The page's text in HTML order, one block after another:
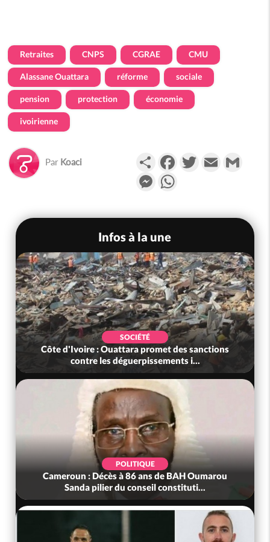
Retraites CNPS CGRAE CMU
Alassane Ouattara réforme sociale
pension protection économie
ivoirienne
Par Koaci PartagerFacebookTwitterEmail
Messenger
Infos à la une
SOCIÉTÉ
Côte d'Ivoire : Ouattara promet des sanctions
contre les déguerpissements i...
POLITIQUE
Cameroun : Décès à 86 ans de BAH Oumarou
Sanda pilier du conseil constituti...